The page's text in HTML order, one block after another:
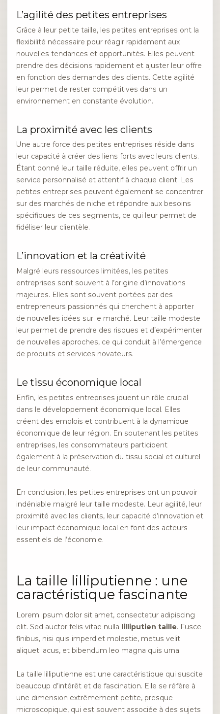
L’agilité des petites entreprises
Grâce à leur petite taille, les petites entreprises ont la
flexibilité nécessaire pour réagir rapidement aux
nouvelles tendances et opportunités. Elles peuvent
prendre des décisions rapidement et ajuster leur offre
en fonction des demandes des clients. Cette agilité
leur permet de rester compétitives dans un
environnement en constante évolution.
La proximité avec les clients
Une autre force des petites entreprises réside dans
leur capacité à créer des liens forts avec leurs clients.
Étant donné leur taille réduite, elles peuvent offrir un
service personnalisé et attentif à chaque client. Les
petites entreprises peuvent également se concentrer
sur des marchés de niche et répondre aux besoins
spécifiques de ces segments, ce qui leur permet de
fidéliser leur clientèle.
L’innovation et la créativité
Malgré leurs ressources limitées, les petites
entreprises sont souvent à l’origine d’innovations
majeures. Elles sont souvent portées par des
entrepreneurs passionnés qui cherchent à apporter
de nouvelles idées sur le marché. Leur taille modeste
leur permet de prendre des risques et d’expérimenter
de nouvelles approches, ce qui conduit à l’émergence
de produits et services novateurs.
Le tissu économique local
Enfin, les petites entreprises jouent un rôle crucial
dans le développement économique local. Elles
créent des emplois et contribuent à la dynamique
économique de leur région. En soutenant les petites
entreprises, les consommateurs participent
également à la préservation du tissu social et culturel
de leur communauté.
En conclusion, les petites entreprises ont un pouvoir
indéniable malgré leur taille modeste. Leur agilité, leur
proximité avec les clients, leur capacité d’innovation et
leur impact économique local en font des acteurs
essentiels de l’économie.
La taille lilliputienne : une
caractéristique fascinante
Lorem ipsum dolor sit amet, consectetur adipiscing
elit. Sed auctor felis vitae nulla lilliputien taille. Fusce
finibus, nisi quis imperdiet molestie, metus velit
aliquet lacus, et bibendum leo magna quis urna.
La taille lilliputienne est une caractéristique qui suscite
beaucoup d’intérêt et de fascination. Elle se réfère à
une dimension extrêmement petite, presque
microscopique, qui est souvent associée à des sujets